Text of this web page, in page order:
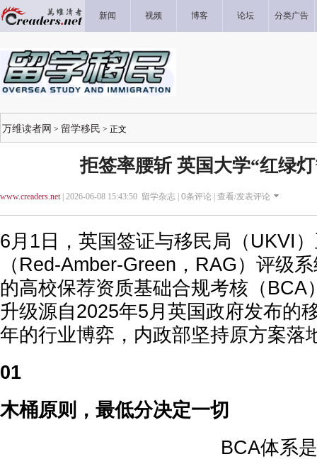
新闻 视频 博客 论坛 分类广告
万维读者网 > 留学移民 > 正文
拒签率腰斩 英国大学“红绿
www.creaders.net| 2026-06-08 15:43:50 留学杂志 | 0条评论 | 查看/发表评论
6月1日，英国签证与移民局（UKVI
（Red-Amber-Green，RAG）评级
的高校保荐资质基础合规考核（BCA
升级源自2025年5月英国政府发布的
年的行业博弈，内政部坚持原方案落
01
木桶原则，最低分决定一切
BCA体系